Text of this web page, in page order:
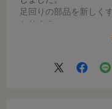
足回りの部品を新しく
かります。
一般家庭ではこのタイ
もう1台あるのでそれ